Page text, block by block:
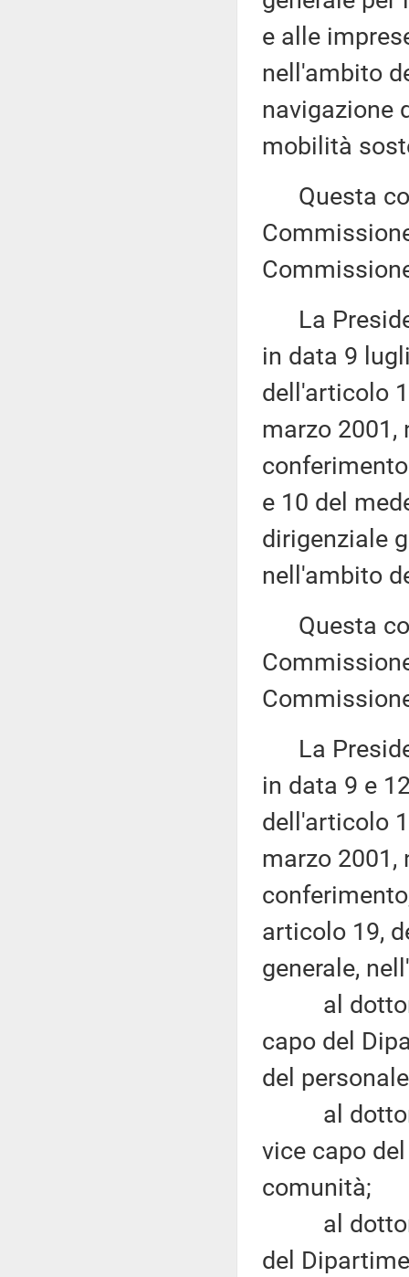
e alle
nell'ambito
navigazione
mobilità
Questa
La
in data 9
dell'articolo
marzo 2001,
e 10 del
dirigenziale
nell'ambito
Questa
La
in data 9 e
dell'articolo
marzo
articolo 19,
generale,
al dottor
capo del
del
al dottor
vice capo
comunità;
al dottor
del